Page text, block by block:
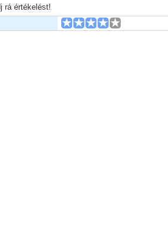
rá értékelést!